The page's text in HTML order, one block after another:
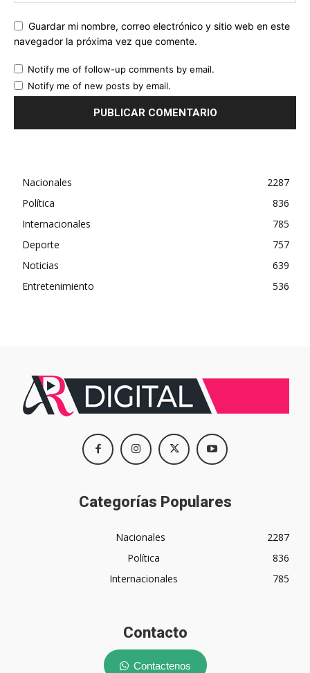
Guardar mi nombre, correo electrónico y sitio web en este
navegador la próxima vez que comente.
Notify me of follow-up comments by email.
Notify me of new posts by email.
Nacionales
2287
Política
836
Internacionales
785
Deporte
757
Noticias
639
Entretenimiento
536
Categorías Populares
Nacionales
2287
Política
836
Internacionales
785
Contacto
Contactenos